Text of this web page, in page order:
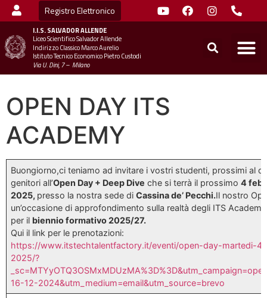
Registro Elettronico
I.I.S.SALVADOR ALLENDE
Liceo Scientifico Salvador Allende
Indirizzo Classico Marco Aurelio
Istituto Tecnico Economico Pietro Custodi
Via U. Dini, 7 – Milano
OPEN DAY ITS
ACADEMY
Buongiorno,ci teniamo ad invitare i vostri studenti, prossimi al
genitori all’Open Day + Deep Dive che si terrà il prossimo4
2025, presso la nostra sede diCassina de’ Pecchi.Il nostro
un’occasione di approfondimento sulla realtà degli ITS
per il biennio formativo 2025/27.
Qui il link per le prenotazioni:
https://www.itstechtalentfactory.it/eventi/open-day-martedi-
2025/?
16-12-2024&utm_medium=email&utm_source=brevo